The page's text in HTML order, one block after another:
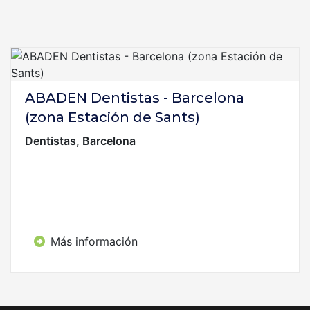
ABADEN Dentistas - Barcelona
(zona Estación de Sants)
Dentistas, Barcelona
Más información